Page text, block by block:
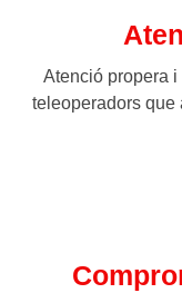
Atenció propera
teleoperadors que